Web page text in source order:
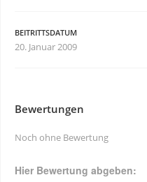
BEITRITTSDATUM
20. Januar 2009
Bewertungen
Noch ohne Bewertung
Hier Bewertung abgeben: